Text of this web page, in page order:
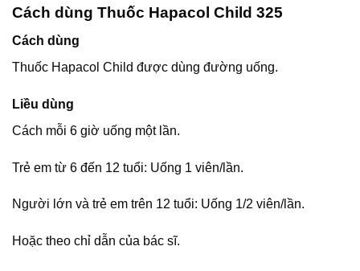
Cách dùng Thuốc Hapacol Child 325
Cách dùng
Thuốc Hapacol Child được dùng đường uống.
Liều dùng
Cách mỗi 6 giờ uống một lần.
Trẻ em từ 6 đến 12 tuổi: Uống 1 viên/lần.
Người lớn và trẻ em trên 12 tuổi: Uống 1/2 viên/lần.
Hoặc theo chỉ dẫn của bác sĩ.